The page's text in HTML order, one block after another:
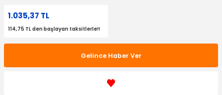
1.035,37 TL
114,75 TL den başlayan taksitlerle!!
Gelince Haber Ver